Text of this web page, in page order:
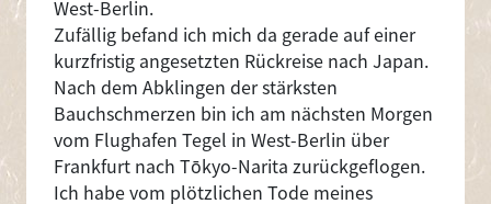
West-Berlin.
Zufällig befand ich mich da gerade auf einer
kurzfristig angesetzten Rückreise nach Japan.
Nach dem Abklingen der stärksten
Bauchschmerzen bin ich am nächsten Morgen
vom Flughafen Tegel in West-Berlin über
Frankfurt nach Tōkyo-Narita zurückgeflogen.
Ich habe vom plötzlichen Tode meines